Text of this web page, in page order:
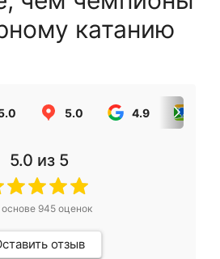
катанию
5.0 4.9
5.0 из 5
945оценок
отзыв